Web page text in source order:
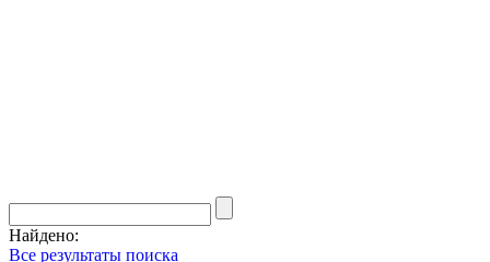
Найдено:
Все результаты поиска